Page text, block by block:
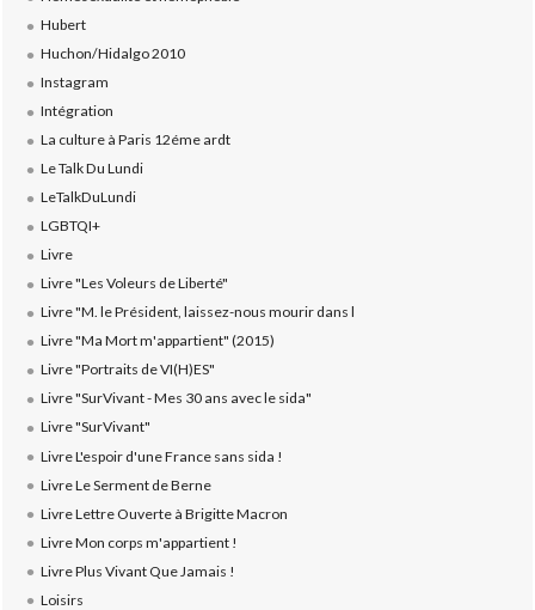
Hubert
Huchon/Hidalgo 2010
Instagram
Intégration
La culture à Paris 12éme ardt
Le Talk Du Lundi
LeTalkDuLundi
LGBTQI+
Livre
Livre "Les Voleurs de Liberté"
Livre "M. le Président, laissez-nous mourir dans l
Livre "Ma Mort m'appartient" (2015)
Livre "Portraits de VI(H)ES"
Livre "SurVivant - Mes 30 ans avec le sida"
Livre "SurVivant"
Livre L'espoir d'une France sans sida !
Livre Le Serment de Berne
Livre Lettre Ouverte à Brigitte Macron
Livre Mon corps m'appartient !
Livre Plus Vivant Que Jamais !
Loisirs